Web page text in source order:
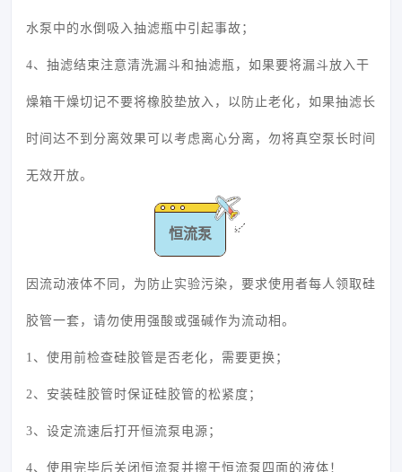
水泵中的水倒吸入抽滤瓶中引起事故；
4、抽滤结束注意清洗漏斗和抽滤瓶，如果要将漏斗放入干
燥箱干燥切记不要将橡胶垫放入，以防止老化，如果抽滤长
时间达不到分离效果可以考虑离心分离，勿将真空泵长时间
无效开放。
恒流泵
因流动液体不同，为防止实验污染，要求使用者每人领取硅
胶管一套，请勿使用强酸或强碱作为流动相。
1、使用前检查硅胶管是否老化，需要更换；
2、安装硅胶管时保证硅胶管的松紧度；
3、设定流速后打开恒流泵电源；
4、使用完毕后关闭恒流泵并擦干恒流泵四面的液体！